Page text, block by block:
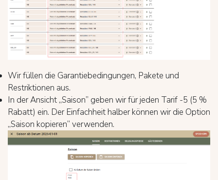
Wir füllen die Garantiebedingungen, Pakete und
Restriktionen aus.
In der Ansicht „Saison” geben wir für jeden Tarif -5 (5 %
Rabatt) ein. Der Einfachheit halber können wir die Option
„Saison kopieren” verwenden.